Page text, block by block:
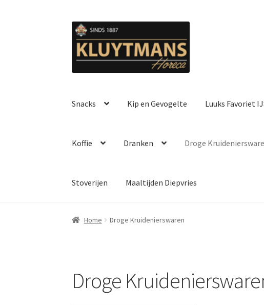
Ga
door
naar
Ga
naar
de
Snacks Kip en Gevogelte Luuks Favoriet
Koffie Dranken Droge
Stoverijen Maaltijden Diepvries
Home Droge Kruidenierswaren
Droge